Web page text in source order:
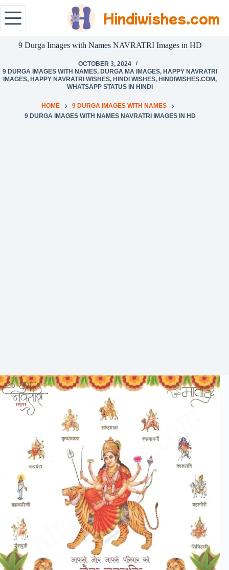
Hindiwishes.com
9 Durga Images with Names NAVRATRI Images in HD
OCTOBER 3, 2024
9 DURGA IMAGES WITH NAMES, DURGA MA IMAGES, HAPPY NAVRATRI
IMAGES, HAPPY NAVRATRI WISHES, HINDI WISHES, HINDIWISHES.COM,
WHATSAPP STATUS IN HINDI
HOME
9 DURGA IMAGES WITH NAMES
9 DURGA IMAGES WITH NAMES NAVRATRI IMAGES IN HD